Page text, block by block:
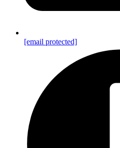
[email protected]